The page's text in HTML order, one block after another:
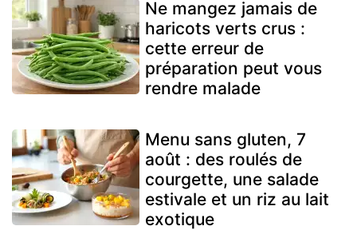
Ne mangez jamais de
haricots verts crus :
cette erreur de
préparation peut vous
rendre malade
Menu sans gluten, 7
août : des roulés de
courgette, une salade
estivale et un riz au lait
exotique